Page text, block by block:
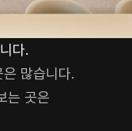
다.
많습니다.
는 곳은